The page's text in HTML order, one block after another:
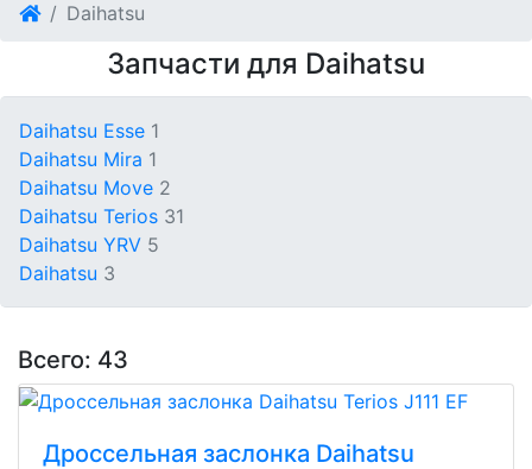
Daihatsu
Запчасти для Daihatsu
Daihatsu Esse 1
Daihatsu Mira 1
Daihatsu Move 2
Daihatsu Terios 31
Daihatsu YRV 5
Daihatsu 3
Всего: 43
Дроссельная заслонка Daihatsu